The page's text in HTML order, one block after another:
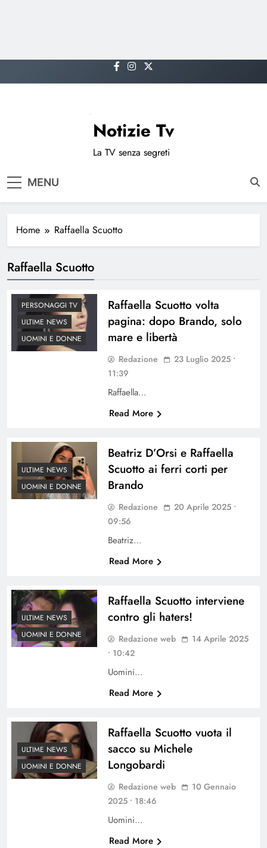
to
Notizie Tv
La TV senza segreti
MENU
Home Raffaella Scuotto
Raffaella Scuotto
PERSONAGGI TV
ULTIME NEWS
UOMINI E DONNE
Raffaella Scuotto volta
pagina: dopo Brando, solo
mare e libertà
Redazione
23 Luglio 2025 •
11:39
Raffaella…
Read More
ULTIME NEWS
UOMINI E DONNE
Beatriz D’Orsi e Raffaella
Scuotto ai ferri corti per
Brando
Redazione
20 Aprile 2025 •
09:56
Beatriz…
Read More
ULTIME NEWS
UOMINI E DONNE
Raffaella Scuotto interviene
contro gli haters!
Redazione web
14 Aprile 2025
• 10:42
Uomini…
Read More
ULTIME NEWS
UOMINI E DONNE
Raffaella Scuotto vuota il
sacco su Michele
Longobardi
Redazione web
10 Gennaio
2025 • 18:46
Uomini…
Read More